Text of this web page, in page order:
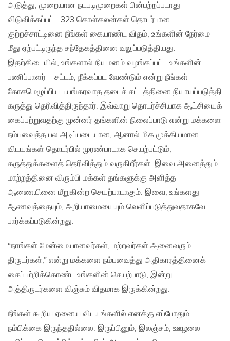
அடுத்து, முறையான நடபடிமுறைகள் பின்பற்றப்படாது
விடுவிக்கப்பட்ட 323 கொள்கலன்கள் தொடர்பான
குற்றச்சாட்டினை நீங்கள் கையாண்ட விதம், உங்களின் நேர்மை
மீது ஏற்பட்டிருந்த சந்தேகத்தினை வலுப்படுத்தியது.
இதற்கிடையில், உங்களால் நியமனம் வழங்கப்பட்ட உங்களின்
பணிப்பாளர் – சட்டம், நீக்கப்பட வேண்டும் என்று நீங்கள்
கோசமெழுப்பிய பயங்கரவாத தடைச் சட்டத்தினை நியாயப்படுத்தி
கருத்து தெரிவித்திருந்தார். இவ்வாறு தொடர்ச்சியாக ஆட்சியைக்
கைப்பற்றுவதற்கு முன்னர் தங்களின் நிலைப்பாடு என்று மக்களை
நம்பவைத்த பல அடிப்படையான, ஆனால் மிக முக்கியமான
விடயங்கள் தொடர்பில் முரண்பாடாக செயற்பட்டும்,
கருத்துக்களைத் தெரிவித்தும் வருகிறீர்கள். இவை அனைத்தும்
மாற்றத்தினை விரும்பி மக்கள் தங்களுக்கு அளித்த
ஆணையினை மீறுகின்ற செயற்பாடாகும். இவை, உங்களது
ஆணவத்தையும், அறியாமையையும் வெளிப்படுத்துவதாகவே
பார்க்கப்படுகின்றது.
“நாங்கள் மேன்மையானவர்கள், மற்றவர்கள் அனைவரும்
திருடர்கள்,” என்று மக்களை நம்பவைத்து அதிகாரத்தினைக்
கைப்பற்றிக்கொண்ட உங்களின் செயற்பாடு, இன்று
அத்திருடர்களை விஞ்சும் விதமாக இருக்கின்றது.
நீங்கள் கூறிய ஏனைய விடயங்களில் எனக்கு எப்போதும்
நம்பிக்கை இருந்ததில்லை. இருப்பினும், இலஞ்சம், ஊழலை